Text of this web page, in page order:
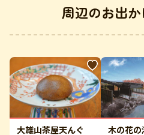
周辺のお出
大雄山茶屋天んぐ
木の花の